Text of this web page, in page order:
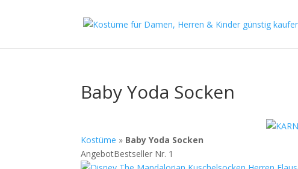
Baby Yoda Socken
Kostüme » Baby Yoda Socken
AngebotBestseller Nr. 1